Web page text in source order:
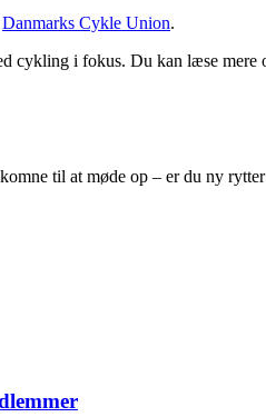
Danmarks Cykle Union.
cykling i fokus. Du kan læse mere
til at møde op – er du ny